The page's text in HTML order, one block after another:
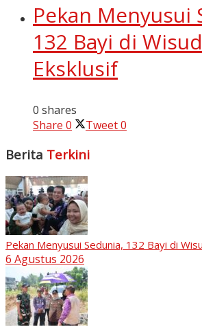
Pekan Menyusui
132 Bayi di
Eksklusif
0 shares
Share 0 Tweet0
Berita Terkini
Pekan Menyusui Sedunia, 132 Bayi di
6 Agustus 2026